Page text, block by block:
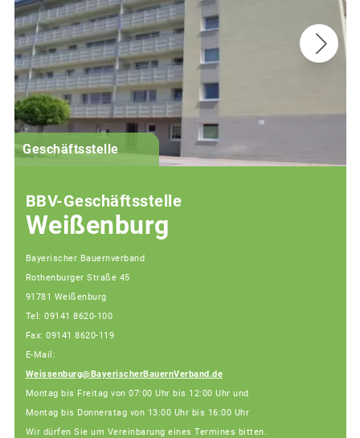
Geschäftsstelle
BBV-Geschäftsstelle
Weißenburg
Bayerischer Bauernverband
Rothenburger Straße 45
91781 Weißenburg
Tel: 09141 8620-100
Fax: 09141 8620-119
E-Mail:
Weissenburg@BayerischerBauernVerband.de
Montag bis Freitag von 07:00 Uhr bis 12:00 Uhr und
Montag bis Donnerstag von 13:00 Uhr bis 16:00 Uhr
Wir dürfen Sie um Vereinbarung eines Termines bitten.